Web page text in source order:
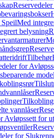
Med
belysning
Tilbehør
for
vannlåser
Avløpssett for
for